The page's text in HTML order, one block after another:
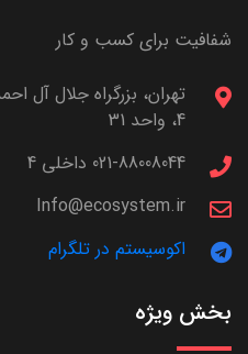
شفافیت برای کسب و کار
4، واحد 31
021-88008044 داخلی 4
Info@ecosystem.ir
اکوسیستم در تلگرام
بخش ویژه